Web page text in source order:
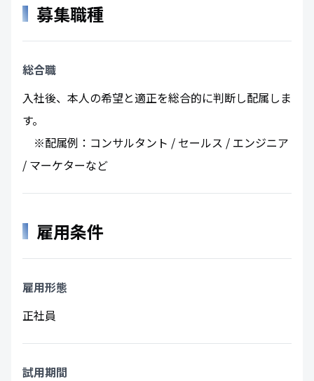
募集職種
総合職
入社後、本人の希望と適正を総合的に判断し配属しま
す。
※配属例：コンサルタント / セールス / エンジニア
/ マーケターなど
雇用条件
雇用形態
正社員
試用期間